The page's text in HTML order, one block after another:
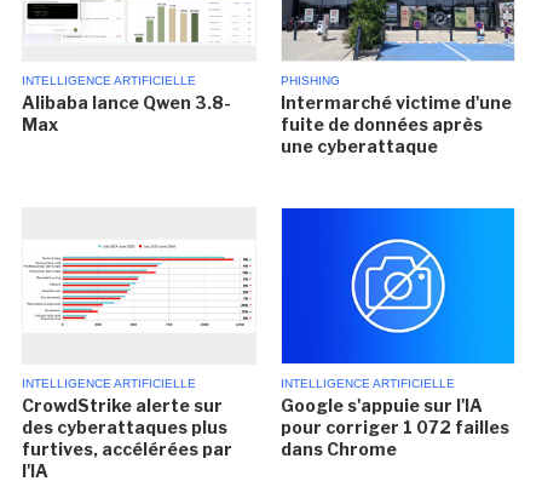
INTELLIGENCE ARTIFICIELLE
Alibaba lance Qwen 3.8-
Max
PHISHING
Intermarché victime d'une
fuite de données après
une cyberattaque
INTELLIGENCE ARTIFICIELLE
CrowdStrike alerte sur
des cyberattaques plus
furtives, accélérées par
l'IA
INTELLIGENCE ARTIFICIELLE
Google s'appuie sur l'IA
pour corriger 1 072 failles
dans Chrome